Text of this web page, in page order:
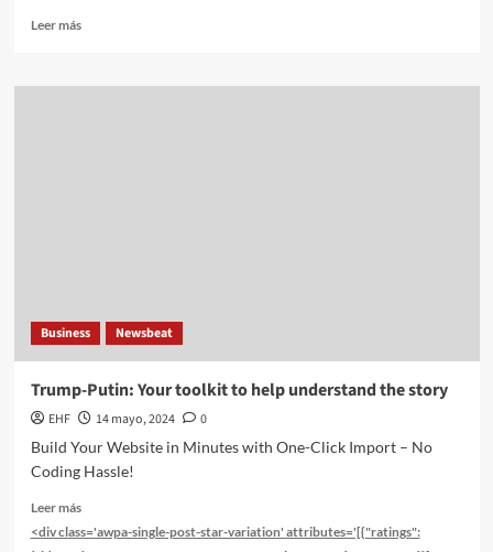
Leer más
Business Newsbeat
Trump-Putin: Your toolkit to help understand the story
EHF 14 mayo, 2024
0
Build Your Website in Minutes with One-Click Import – No
Coding Hassle!
Leer más
<div class='awpa-single-post-star-variation' attributes='[{"ratings":